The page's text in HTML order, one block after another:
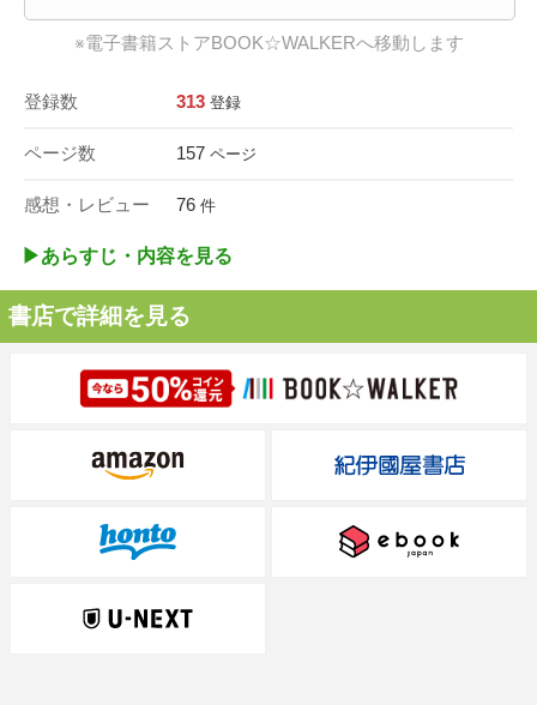
※電子書籍ストアBOOK☆WALKERへ移動します
登録数 313 登録
ページ数 157 ページ
感想・レビュー 76 件
▶︎あらすじ・内容を見る
書店で詳細を見る